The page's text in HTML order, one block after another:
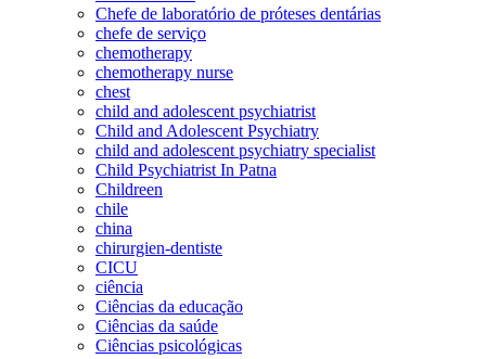
Chefe de laboratório de próteses dentárias
chefe de serviço
chemotherapy
chemotherapy nurse
chest
child and adolescent psychiatrist
Child and Adolescent Psychiatry
child and adolescent psychiatry specialist
Child Psychiatrist In Patna
Childreen
chile
china
chirurgien-dentiste
CICU
ciência
Ciências da educação
Ciências da saúde
Ciências psicológicas